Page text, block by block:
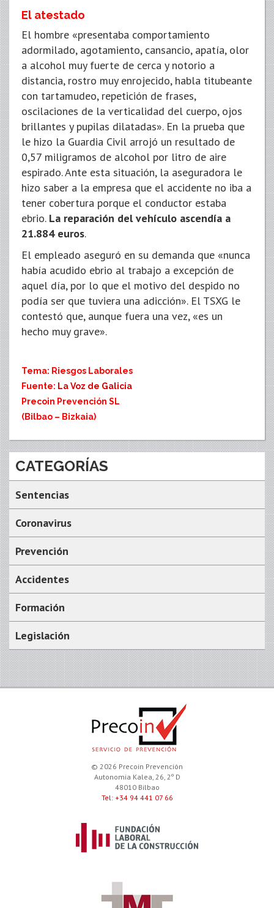
El atestado
El hombre «presentaba comportamiento
adormilado, agotamiento, cansancio, apatía, olor
a alcohol muy fuerte de cerca y notorio a
distancia, rostro muy enrojecido, habla titubeante
con tartamudeo, repetición de frases,
oscilaciones de la verticalidad del cuerpo, ojos
brillantes y pupilas dilatadas». En la prueba que
le hizo la Guardia Civil arrojó un resultado de
0,57 miligramos de alcohol por litro de aire
espirado. Ante esta situación, la aseguradora le
hizo saber a la empresa que el accidente no iba a
tener cobertura porque el conductor estaba
ebrio. La reparación del vehículo ascendía a
21.884 euros.
El empleado aseguró en su demanda que «nunca
había acudido ebrio al trabajo a excepción de
aquel día, por lo que el motivo del despido no
podía ser que tuviera una adicción». El TSXG le
contestó que, aunque fuera una vez, «es un
hecho muy grave».
Tema: Riesgos Laborales
Fuente: La Voz de Galicia
Precoin Prevención SL
(Bilbao – Bizkaia)
CATEGORÍAS
Sentencias
Coronavirus
Prevención
Accidentes
Formación
Legislación
© 2026 Precoin Prevención
Autonomia Kalea, 26, 2º D
48010 Bilbao
Tel: +34 94 441 07 66